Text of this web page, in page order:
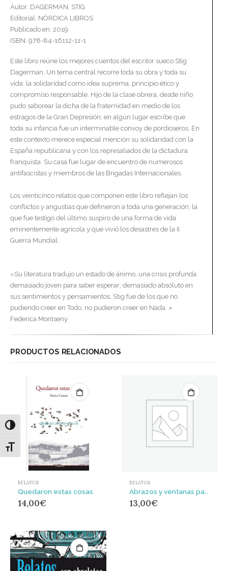
Alternar alto contraste
Alternar tamaño de letra
Autor: DAGERMAN, STIG
Editorial: NÓRDICA LIBROS
Publicado en: 2019
ISBN: 978-84-16112-11-1
Este libro reúne los mejores cuentos del escritor sueco Stig
Dagerman. Un tema central recorre toda su obra y toda su
vida: la solidaridad como idea suprema, principio ético y
compromiso responsable. Hijo de la clase obrera, desde niño
pudo saborear la dicha de la fraternidad en medio de los
estragos de la Gran Depresión; en algún lugar escribe que
toda su infancia fue un interminable convoy de pordioseros. En
este contexto merece especial mención su solidaridad con la
España republicana y con los represaliados de la dictadura
franquista. Su casa fue lugar de encuentro de numerosos
antifascistas y miembros de las Brigadas Internacionales.
Los veinticinco relatos que componen este libro reflejan los
conflictos y angustias que definieron a toda una generación: la
que fue testigo del último suspiro de una forma de vida
eminentemente agrícola y que vivió los desastres de la II
Guerra Mundial.
«Su literatura tradujo un estado de ánimo, una crisis profunda:
demasiado joven para saber esperar; demasiado absoluto en
sus sentimientos y pensamientos, Stig fue de los que no
pudiendo creer en Todo, no pudieron creer en Nada. »
Federica Montseny
PRODUCTOS RELACIONADOS
RELATOS
Quedaron estas cosas
14,00€
RELATOS
13,00€